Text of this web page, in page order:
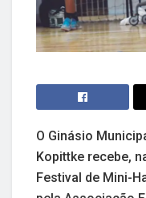
O Ginásio
Kopittke recebe,
Festival de Mini-